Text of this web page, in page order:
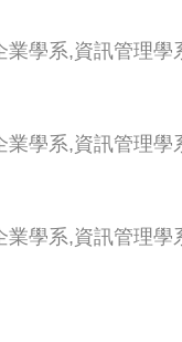
業學系,資訊管理學
業學系,資訊管理學
業學系,資訊管理學